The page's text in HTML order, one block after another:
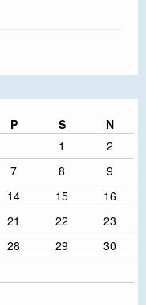
P S
N
1
2
7 8
9
14 15
16
21 22
23
28 29
30